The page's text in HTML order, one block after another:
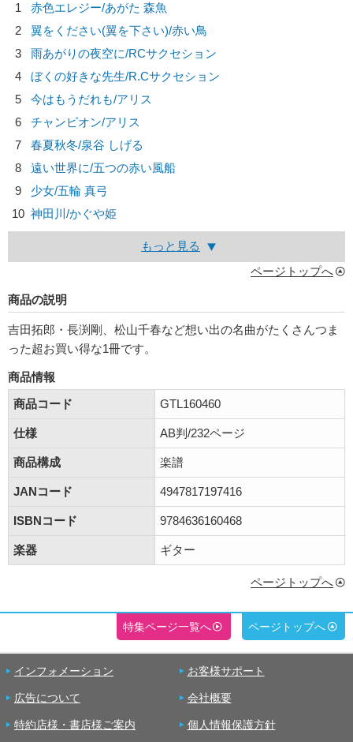
1
赤色エレジー/あがた 森魚
2
翼をください(翼を下さい)/赤い鳥
3
雨あがりの夜空に/RCサクセション
4
ぼくの好きな先生/R.Cサクセション
5
今はもうだれも/アリス
6
チャンピオン/アリス
7
春夏秋冬/泉谷 しげる
8
遠い世界に/五つの赤い風船
9
少女/五輪 真弓
10 神田川/かぐや姫
もっと見る
ページトップへ
商品の説明
吉田拓郎・長渕剛、松山千春など想い出の名曲がたくさんつま
った超お買い得な1冊です。
商品情報
商品コード
GTL160460
仕様 AB判/232ページ
商品構成 楽譜
JANコード 4947817197416
ISBNコード 9784636160468
楽器 ギター
ページトップへ
特集ページ一覧へ ページトップへ
インフォメーション お客様サポート
広告について 会社概要
特約店様・書店様ご案内 個人情報保護方針